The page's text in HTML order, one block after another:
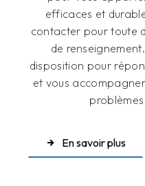
efficaces et
contacter pour toute
de
disposition pour
et vous
En savoir plus